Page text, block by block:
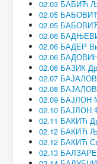
02.03 БАБИЋ
02.05
02.05
02.06
02.06 БАДЕР
02.06
02.06 БАЗИК
02.07
02.08
02.09 БАЈЛОН
02.10 БАЈЛОН
02.11 БАКИЋ
02.12 БАКИЋ
02.12 БАКИЋ
02.13